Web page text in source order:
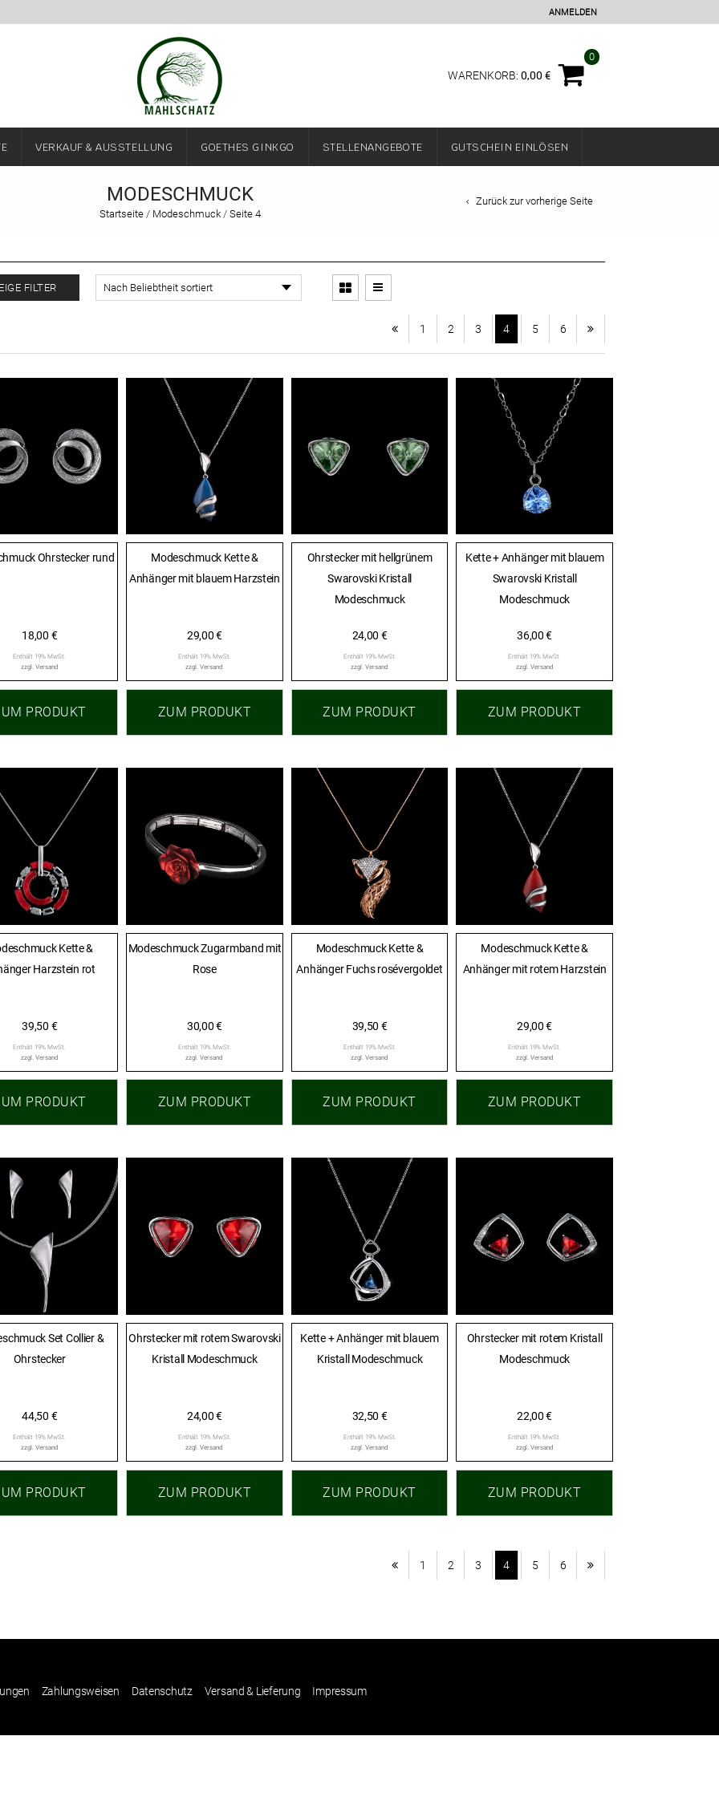
ANMELDEN
0
WARENKORB: 0,00€
VERKAUF & AUSSTELLUNG GOETHES GINKGO STELLENANGEBOTE GUTSCHEIN EINLÖSEN
MODESCHMUCK
Startseite / Modeschmuck /Seite 4
Zurück zur vorherige Seite
FILTER
1 2 3 4 5 6
Ohrstecker rund
18,00 €
Enthält 19% MwSt.
zzgl. Versand
PRODUKT
Modeschmuck Kette &
Anhänger mit blauem Harzstein
29,00€
Enthält 19% MwSt.
zzgl.Versand
ZUM PRODUKT
Ohrstecker mit hellgrünem
Swarovski Kristall
Modeschmuck
24,00 €
Enthält 19% MwSt.
zzgl.Versand
ZUM PRODUKT
Kette + Anhänger mit blauem
Swarovski Kristall
Modeschmuck
36,00€
Enthält 19% MwSt.
zzgl. Versand
ZUM PRODUKT
Kette &
Harzstein rot
39,50 €
Enthält 19% MwSt.
zzgl. Versand
PRODUKT
Modeschmuck Zugarmband mit
Rose
30,00€
Enthält 19% MwSt.
zzgl.Versand
ZUM PRODUKT
Modeschmuck Kette &
Anhänger Fuchs rosévergoldet
39,50 €
Enthält 19% MwSt.
zzgl.Versand
ZUM PRODUKT
Modeschmuck Kette &
Anhänger mit rotem Harzstein
29,00€
Enthält 19% MwSt.
zzgl. Versand
ZUM PRODUKT
Set Collier &
Ohrstecker
44,50 €
Enthält 19% MwSt.
zzgl. Versand
PRODUKT
Ohrstecker mit rotem Swarovski
Kristall Modeschmuck
24,00€
Enthält 19% MwSt.
zzgl.Versand
ZUM PRODUKT
Kette + Anhänger mit blauem
Kristall Modeschmuck
32,50 €
Enthält 19% MwSt.
zzgl.Versand
ZUM PRODUKT
Ohrstecker mit rotem Kristall
Modeschmuck
22,00€
Enthält 19% MwSt.
zzgl. Versand
ZUM PRODUKT
1 2 3 4 5 6
Zahlungsweisen Datenschutz Versand & Lieferung Impressum